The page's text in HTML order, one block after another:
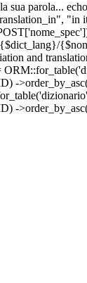
sua parola...
"in
{$dict_lang}/
and
-